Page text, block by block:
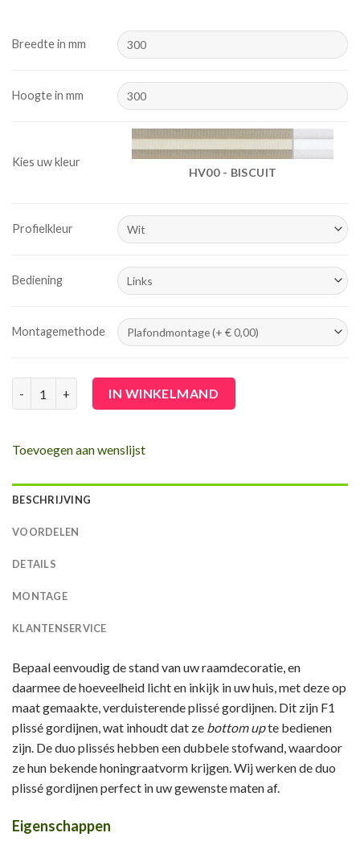
Breedte in mm
Hoogte in mm
Kies uw kleur
HV00 - BISCUIT
Profielkleur
Bediening
Montagemethode
Duo plissé met koord (Bottom up) - verduisterend aantal
IN WINKELMAND
Toevoegen aan wenslijst
BESCHRIJVING
VOORDELEN
DETAILS
MONTAGE
KLANTENSERVICE
Bepaal eenvoudig de stand van uw raamdecoratie, en
daarmee de hoeveelheid licht en inkijk in uw huis, met deze op
maat gemaakte, verduisterende plissé gordijnen. Dit zijn F1
plissé gordijnen, wat inhoudt dat ze bottom upte bedienen
zijn. De duo plissés hebben een dubbele stofwand, waardoor
ze hun bekende honingraatvorm krijgen. Wij werken de duo
plissé gordijnen perfect in uw gewenste maten af.
Eigenschappen